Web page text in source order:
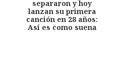
separaron y hoy
lanzan su primera
canción en 28 años:
Así es como suena